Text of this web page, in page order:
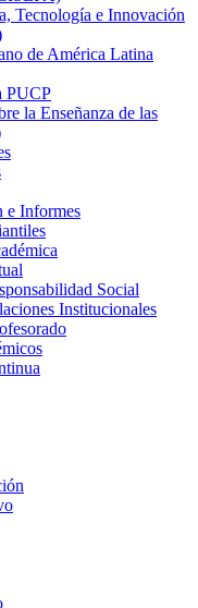
Tecnología e Innovación
de América Latina
PUCP
la Enseñanza de las
e Informes
Social
Institucionales